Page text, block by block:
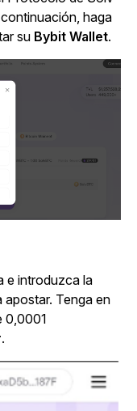
haga
su Bybit Wallet.
e introduzca la
apostar. Tenga en
0,0001
.